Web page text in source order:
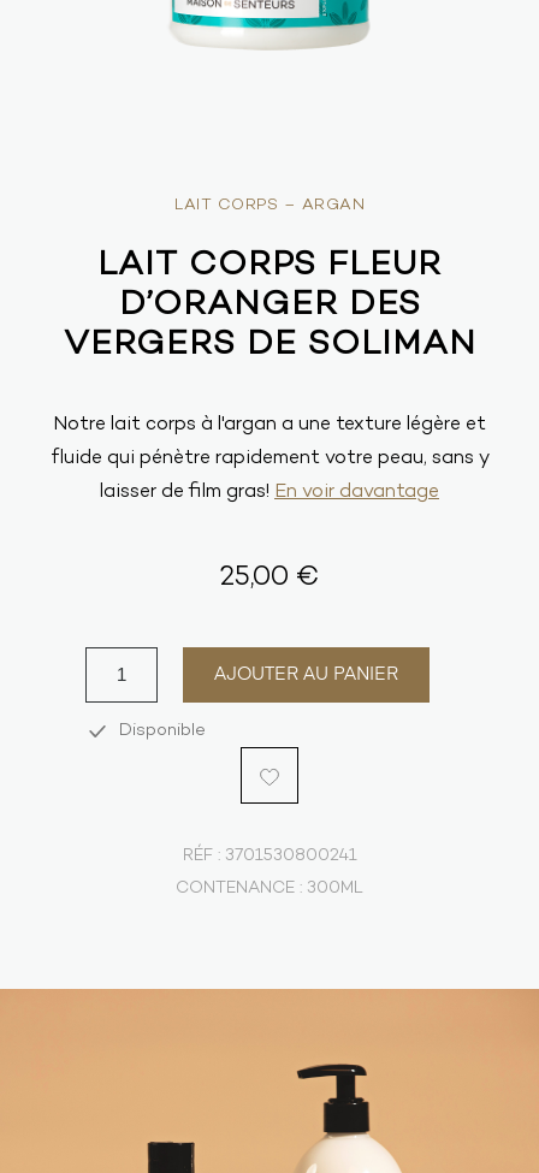
LAIT CORPS – ARGAN
LAIT CORPS FLEUR
D’ORANGER DES
VERGERS DE SOLIMAN
Notre lait corps à l'argan a une texture légère et
fluide qui pénètre rapidement votre peau, sans y
laisser de film gras! En voir davantage
25,00 €
AJOUTER AU PANIER
Disponible
RÉF : 3701530800241
CONTENANCE : 300ML